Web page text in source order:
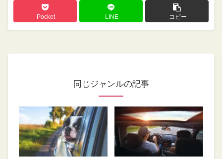
Pocket LINE コピー
同じジャンルの記事